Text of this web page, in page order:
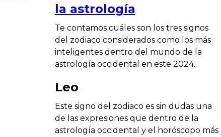
la astrología
Te contamos cuáles son los tres signos
del zodiaco considerados como los más
inteligentes dentro del mundo de la
astrología occidental en este 2024.
Leo
Este signo del zodiaco es sin dudas una
de las expresiones que dentro de la
astrología occidental y el horóscopo más